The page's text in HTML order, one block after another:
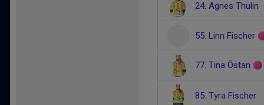
24. Agnes Thulin
55. Linn Fischer
77. Tina Östan
85. Tyra Fischer